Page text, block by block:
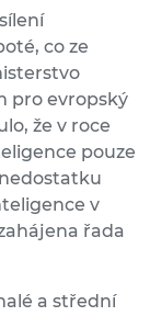
co ze
pro evropský
že v roce
pouze
v
řada
a střední